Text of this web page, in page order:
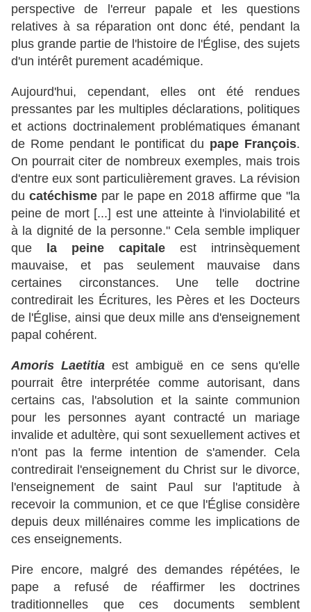
perspective de l'erreur papale et les questions
relatives à sa réparation ont donc été, pendant la
plus grande partie de l'histoire de l'Église, des sujets
d'un intérêt purement académique.
Aujourd'hui, cependant, elles ont été rendues
pressantes par les multiples déclarations, politiques
et actions doctrinalement problématiques émanant
de Rome pendant le pontificat du pape François.
On pourrait citer de nombreux exemples, mais trois
d'entre eux sont particulièrement graves. La révision
du catéchismepar le pape en 2018 affirme que "la
peine de mort [...] est une atteinte à l'inviolabilité et
à la dignité de la personne." Cela semble impliquer
que
la peine capitale est intrinsèquement
mauvaise, et pas seulement mauvaise dans
certaines circonstances. Une telle doctrine
contredirait les Écritures, les Pères et les Docteurs
de l'Église, ainsi que deux mille ans d'enseignement
papal cohérent.
Amoris Laetitia est ambiguë en ce sens qu'elle
pourrait être interprétée comme autorisant, dans
certains cas, l'absolution et la sainte communion
pour les personnes ayant contracté un mariage
invalide et adultère, qui sont sexuellement actives et
n'ont pas la ferme intention de s'amender. Cela
contredirait l'enseignement du Christ sur le divorce,
l'enseignement de saint Paul sur l'aptitude à
recevoir la communion, et ce que l'Église considère
depuis deux millénaires comme les implications de
ces enseignements.
Pire encore, malgré des demandes répétées, le
pape a refusé de réaffirmer les doctrines
traditionnelles que ces documents semblent